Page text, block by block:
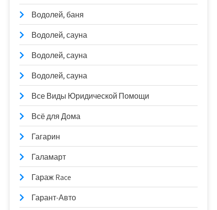
Водолей, баня
Водолей, сауна
Водолей, сауна
Водолей, сауна
Все Виды Юридической Помощи
Всё для Дома
Гагарин
Галамарт
Гараж Race
Гарант-Авто